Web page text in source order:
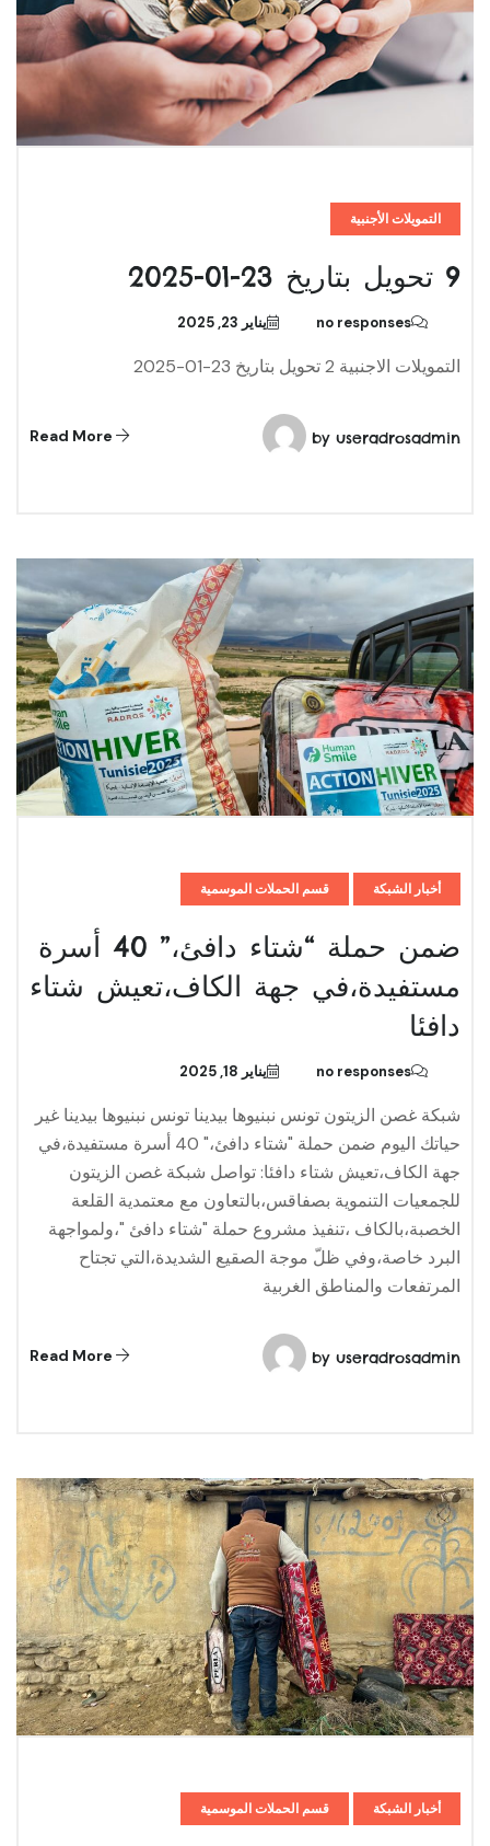
التمويلات الأجنبية
9 تحويل بتاريخ 23-01-2025
no responses يناير 23, 2025
التمويلات الاجنبية 2 تحويل بتاريخ 23-01-2025
byuseradrosadmin
Read More
أخبار الشبكة قسم الحملات الموسمية
ضمن حملة “شتاء دافئ،” 40 أسرة
مستفيدة،في جهة الكاف،تعيش شتاء
دافئا
no responses يناير 18, 2025
شبكة غصن الزيتون تونس نبنیوھا بیدینا تونس نبنیوھا بیدینا غير
حياتك اليوم ضمن حملة "شتاء دافئ،" 40 أسرة مستفيدة،في
جهة الكاف،تعيش شتاء دافئا: تواصل شبكة غصن الزيتون
للجمعيات التنموية بصفاقس،بالتعاون مع معتمدية القلعة
الخصبة،بالكاف ،تنفيذ مشروع حملة "شتاء دافئ "،ولمواجهة
البرد خاصة،وفي ظلّ موجة الصقيع الشديدة،التي تجتاح
المرتفعات والمناطق الغربية
byuseradrosadmin
Read More
أخبار الشبكة قسم الحملات الموسمية